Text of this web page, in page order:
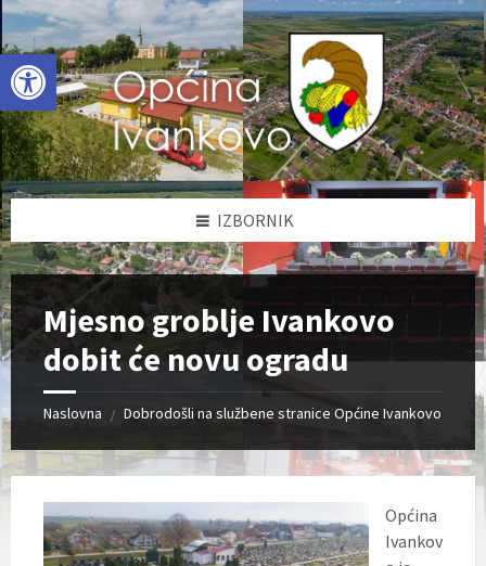
Open toolbar
Skip
to
content
Skip
to
left
sidebar
Skip
to
footer
IZBORNIK
Mjesno groblje Ivankovo
dobit će novu ogradu
Naslovna / Dobrodošli na službene stranice Općine Ivankovo
Općina
Ivankov